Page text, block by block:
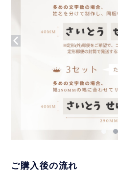
ご購入後の流れ